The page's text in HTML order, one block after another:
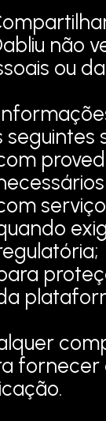
não
ou
seguintes
fornecer